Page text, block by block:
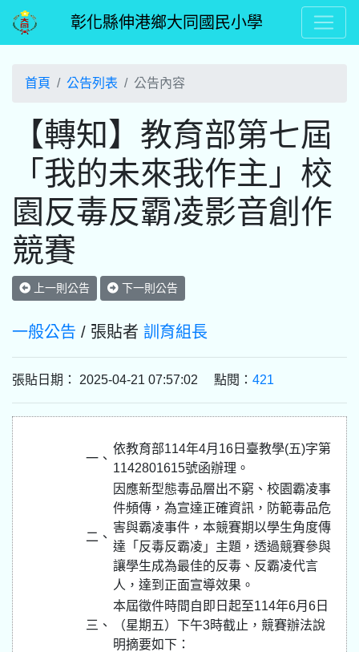
彰化縣伸港鄉大同國民小學
首頁 公告列表 公告內容
【轉知】教育部第七屆
「我的未來我作主」校
園反毒反霸凌影音創作
競賽
上一則公告 下一則公告
一般公告 / 張貼者 訓育組長
張貼日期： 2025-04-21 07:57:02 點閱： 421
一、
依教育部114年4月16日臺教學(五)字第
1142801615號函辦理。
二、
因應新型態毒品層出不窮、校園霸凌事
件頻傳，為宣達正確資訊，防範毒品危
害與霸凌事件，本競賽期以學生角度傳
達「反毒反霸凌」主題，透過競賽參與
讓學生成為最佳的反毒、反霸凌代言
人，達到正面宣導效果。
三、
本屆徵件時間自即日起至114年6月6日
（星期五）下午3時截止，競賽辦法說
明摘要如下：